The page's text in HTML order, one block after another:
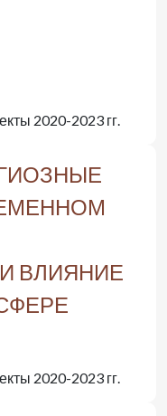
2020-2023 гг.
ВЛИЯНИЕ
2020-2023 гг.